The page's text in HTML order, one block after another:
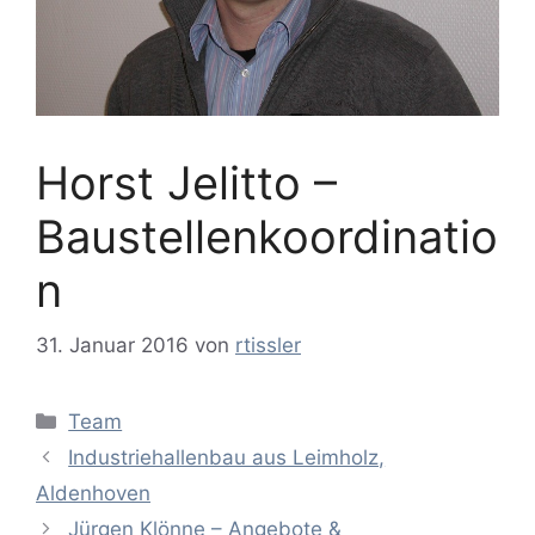
Horst Jelitto –
Baustellenkoordinatio
n
31. Januar 2016 von rtissler
Kategorien
Team
Industriehallenbau aus Leimholz,
Aldenhoven
Jürgen Klönne – Angebote &